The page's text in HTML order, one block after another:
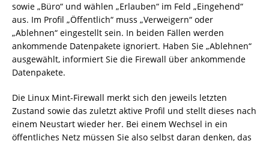
sowie „Büro“ und wählen „Erlauben“ im Feld „Eingehend“
aus. Im Profil „Öffentlich“ muss „Verweigern“ oder
„Ablehnen“ eingestellt sein. In beiden Fällen werden
ankommende Datenpakete ignoriert. Haben Sie „Ablehnen“
ausgewählt, informiert Sie die Firewall über ankommende
Datenpakete.
Die Linux Mint-Firewall merkt sich den jeweils letzten
Zustand sowie das zuletzt aktive Profil und stellt dieses nach
einem Neustart wieder her. Bei einem Wechsel in ein
öffentliches Netz müssen Sie also selbst daran denken, das